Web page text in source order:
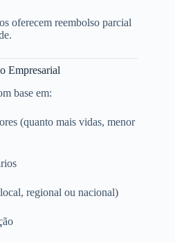
oferecem reembolso parcial
Empresarial
base em:
(quanto mais vidas, menor
regional ou nacional)